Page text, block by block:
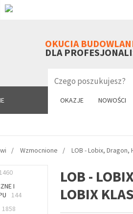
OKUCIA
DLA
OKAZJE NOWOŚCI
Wzmocnione LOB - Lobix, Dragon,
1460
I
144
1858
LOB -
LOBIX